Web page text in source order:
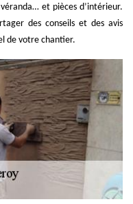
et pièces d’intérieur.
des conseils et des avis
de votre chantier.